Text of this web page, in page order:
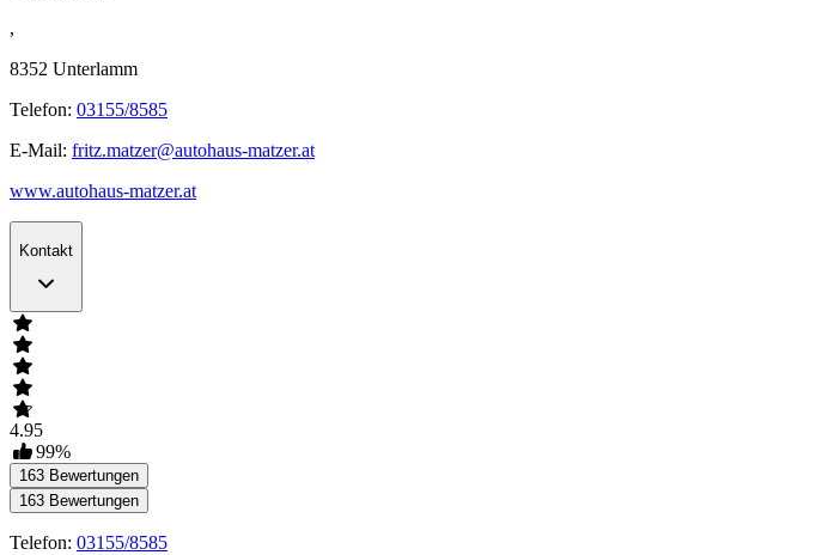
,
8352 Unterlamm
Telefon: 03155/8585
E-Mail: fritz.matzer@autohaus-matzer.at
www.autohaus-matzer.at
Kontakt
4.95
99%
163 Bewertungen
163 Bewertungen
Telefon: 03155/8585